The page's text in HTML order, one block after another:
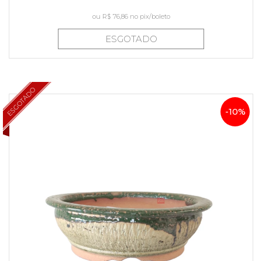
ou R$ 76,86no pix/boleto
ESGOTADO
ESGOTADO -10%